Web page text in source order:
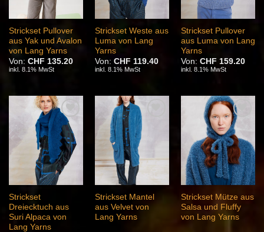
Strickset Pullover
aus Yak und Avalon
von Lang Yarns
Von: CHF 135.20
inkl. 8.1% MwSt
Strickset Weste aus
Luma von Lang
Yarns
Von: CHF 119.40
inkl. 8.1% MwSt
Strickset Pullover
aus Luma von Lang
Yarns
Von: CHF 159.20
inkl. 8.1% MwSt
Auf die
Wunschliste
Strickset
Dreiecktuch aus
Suri Alpaca von
Lang Yarns
Auf die
Wunschliste
Strickset Mantel
aus Velvet von
Lang Yarns
Auf die
Wunschliste
Strickset Mütze aus
Salsa und Fluffy
von Lang Yarns